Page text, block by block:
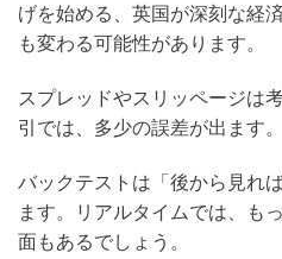
げを始める、英国が深刻な経
も変わる可能性があります。
スプレッドやスリッページは
引では、多少の誤差が出ます。
バックテストは「後から見れ
ます。リアルタイムでは、も
面もあるでしょう。